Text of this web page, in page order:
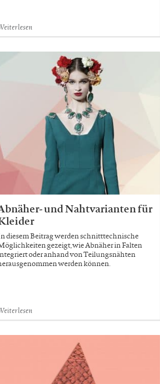
und Nahtvarianten für
diesem Beitrag werden schnitttechnische
gezeigt, wie Abnäher in Falten
oder anhand von Teilungsnähten
werden können.